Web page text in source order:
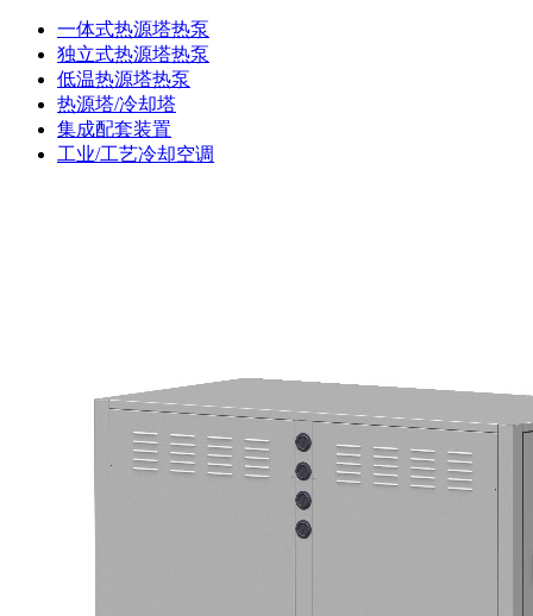
一体式热源塔热泵
独立式热源塔热泵
低温热源塔热泵
热源塔/冷却塔
集成配套装置
工业/工艺冷却空调